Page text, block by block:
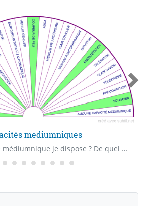
mediumniques
De quelle capacité médiumnique je dispose ? De quel "Claire" capacité je dispose ? Quelle est ma première capacité médiumnique ?